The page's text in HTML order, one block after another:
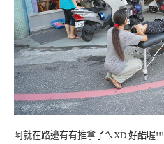
阿就在路邊有有推拿了ㄟXD 好酷喔